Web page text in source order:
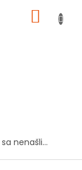
KOŠÍK
sa nenašli...